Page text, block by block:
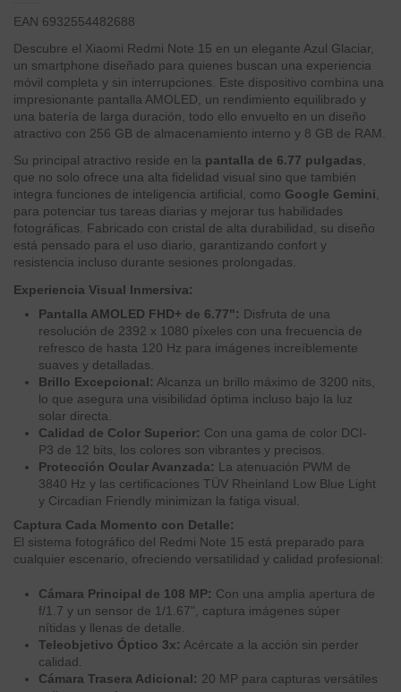
EAN 6932554482688
Descubre el Xiaomi Redmi Note 15 en un elegante Azul Glaciar,
un smartphone diseñado para quienes buscan una experiencia
móvil completa y sin interrupciones. Este dispositivo combina una
impresionante pantalla AMOLED, un rendimiento equilibrado y
una batería de larga duración, todo ello envuelto en un diseño
atractivo con 256 GB de almacenamiento interno y 8 GB de RAM.
Su principal atractivo reside en la pantalla de 6.77 pulgadas,
que no solo ofrece una alta fidelidad visual sino que también
integra funciones de inteligencia artificial, como Google Gemini,
para potenciar tus tareas diarias y mejorar tus habilidades
fotográficas. Fabricado con cristal de alta durabilidad, su diseño
está pensado para el uso diario, garantizando confort y
resistencia incluso durante sesiones prolongadas.
Experiencia Visual Inmersiva:
Pantalla AMOLED FHD+ de 6.77": Disfruta de una
resolución de 2392 x 1080 píxeles con una frecuencia de
refresco de hasta 120 Hz para imágenes increíblemente
suaves y detalladas.
Brillo Excepcional: Alcanza un brillo máximo de 3200 nits,
lo que asegura una visibilidad óptima incluso bajo la luz
solar directa.
Calidad de Color Superior: Con una gama de color DCI-
P3 de 12 bits, los colores son vibrantes y precisos.
Protección Ocular Avanzada: La atenuación PWM de
3840 Hz y las certificaciones TÜV Rheinland Low Blue Light
y Circadian Friendly minimizan la fatiga visual.
Captura Cada Momento con Detalle:
El sistema fotográfico del Redmi Note 15 está preparado para
cualquier escenario, ofreciendo versatilidad y calidad profesional:
Cámara Principal de 108 MP: Con una amplia apertura de
f/1.7 y un sensor de 1/1.67", captura imágenes súper
nítidas y llenas de detalle.
Teleobjetivo Óptico 3x: Acércate a la acción sin perder
calidad.
Cámara Trasera Adicional: 20 MP para capturas versátiles